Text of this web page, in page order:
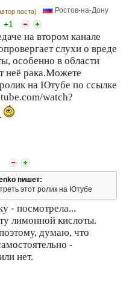
поста) Ростов-на-Дону
+1
на втором канале
слухи о вреде
особенно в области
неё рака.Можете
на Ютубе по ссылке
watch?
пишет:
этот ролик на Ютубе
- посмотрела...
лимонной кислоты.
думаю, что
-
нет.